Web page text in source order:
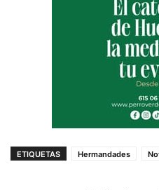
ETIQUETAS Hermandades